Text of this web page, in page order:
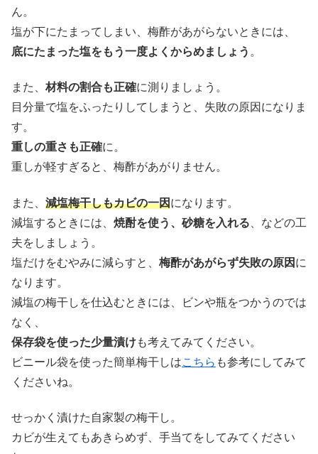
ん。
塩が下にたまってしまい、梅酢があがらないときには、
底にたまった塩をもう一度よくからめましょう 。
また、 材料の割合も正確に測りましょう。
目分量で塩をふったりしてしまうと、失敗の原因になりま
す。
重しの重さも正確に。
重しが軽すぎると、梅酢があがりません。
また、 減塩梅干しもカビの一因になります。
減塩するときには、 焼酎を使う、砂糖を入れる 、などの工
夫をしましょう。
塩だけをむやみに減らすと、 梅酢があがらず失敗の原因 に
なります。
減塩の梅干しを仕込むときには、ビンや瓶をつかうのでは
なく、
保存袋を使った少量漬けも考えてみてください。
ビニール袋を使った簡単梅干しはこちら も参考にしてみて
くださいね。
せっかく漬けた自家製の梅干し。
カビが生えてもあきらめず、手当てをしてみてください